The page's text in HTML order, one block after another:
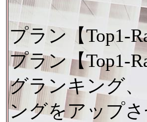
プラン【Top1-
プラン【Top1-
グランキング
ングをアップさ